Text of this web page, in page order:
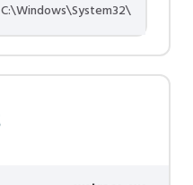
C:\Windows\System32\